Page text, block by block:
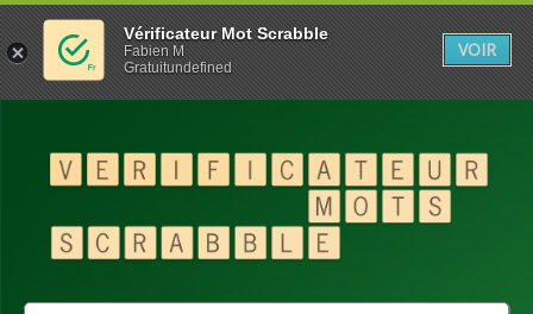
Vérificateur Mot Scrabble
Fabien M
Gratuitundefined
VOIR